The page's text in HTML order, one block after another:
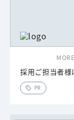
採用ご担当者様
PR